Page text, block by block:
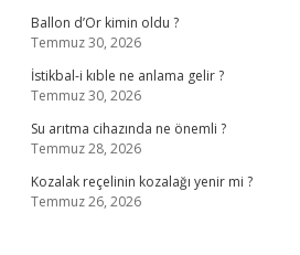
Ballon d’Or kimin oldu ?
Temmuz 30, 2026
İstikbal-i kıble ne anlama gelir ?
Temmuz 30, 2026
Su arıtma cihazında ne önemli ?
Temmuz 28, 2026
Kozalak reçelinin kozalağı yenir mi ?
Temmuz 26, 2026